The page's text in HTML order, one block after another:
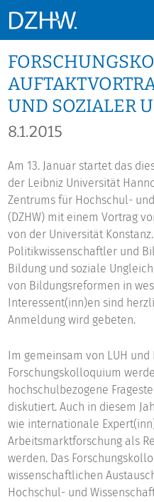
UND SOZIALER
8.1.2015
Am 13. Januar startet das
der Leibniz Universität
Zentrums für Hochschul-
(DZHW) mit einem Vortrag
von der Universität
Politikwissenschaftler und
Bildung und soziale
von Bildungsreformen in
Interessent(inn)en sind
Anmeldung wird gebeten.
Im gemeinsam von LUH und
Forschungskolloquium
hochschulbezogene
diskutiert. Auch in diesem
wie internationale
Arbeitsmarktforschung als
werden. Das
wissenschaftlichen
Hochschul- und